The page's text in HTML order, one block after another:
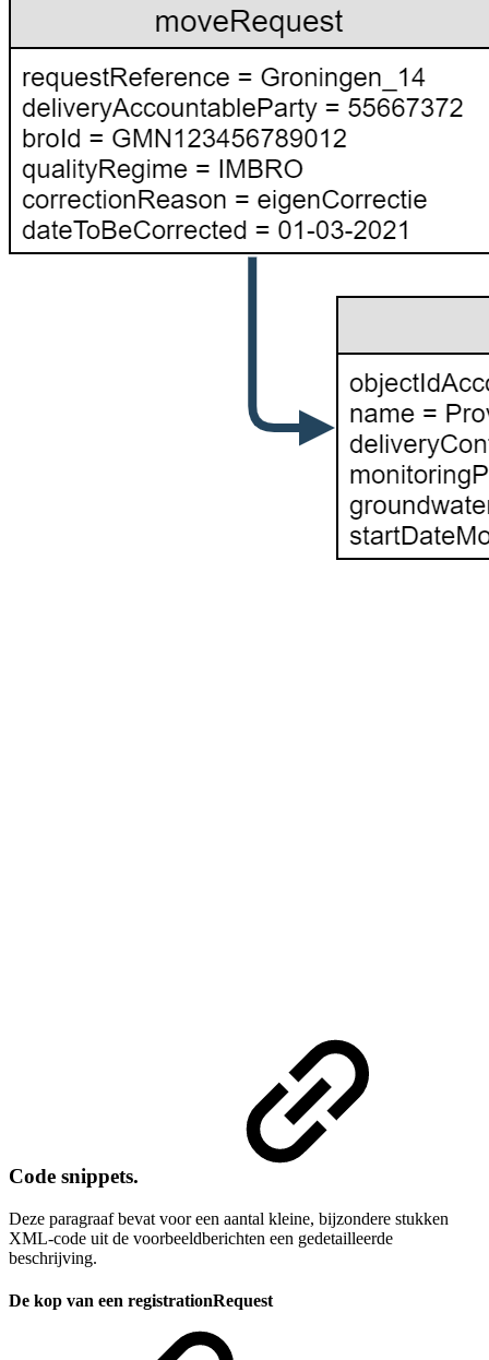
Code snippets.
Deze paragraaf bevat voor een aantal kleine, bijzondere stukken
XML-code uit de voorbeeldberichten een gedetailleerde
beschrijving.
De kop van een registrationRequest